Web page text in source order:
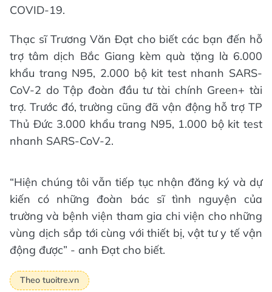
COVID-19.
Thạc sĩ Trương Văn Đạt cho biết các bạn đến hỗ
trợ tâm dịch Bắc Giang kèm quà tặng là 6.000
khẩu trang N95, 2.000 bộ kit test nhanh SARS-
CoV-2 do Tập đoàn đầu tư tài chính Green+ tài
trợ. Trước đó, trường cũng đã vận động hỗ trợ TP
Thủ Đức 3.000 khẩu trang N95, 1.000 bộ kit test
nhanh SARS-CoV-2.
“Hiện chúng tôi vẫn tiếp tục nhận đăng ký và dự
kiến có những đoàn bác sĩ tình nguyện của
trường và bệnh viện tham gia chi viện cho những
vùng dịch sắp tới cùng với thiết bị, vật tư y tế vận
động được” - anh Đạt cho biết.
Theo tuoitre.vn